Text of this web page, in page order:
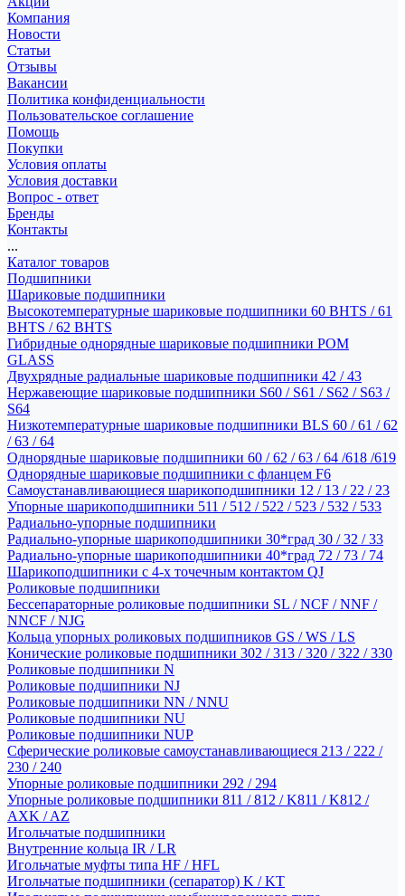
Компания
Новости
Статьи
Отзывы
Вакансии
Политика конфиденциальности
Пользовательское соглашение
Помощь
Покупки
Условия оплаты
Условия доставки
Вопрос - ответ
Бренды
Контакты
...
Каталог товаров
Подшипники
Шариковые подшипники
Высокотемпературные шариковые подшипники 60 BHTS / 61
BHTS / 62 BHTS
Гибридные однорядные шариковые подшипники POM
GLASS
Двухрядные радиальные шариковые подшипники 42 / 43
Нержавеющие шариковые подшипники S60 / S61 / S62 / S63 /
S64
Низкотемпературные шариковые подшипники BLS 60 / 61 / 62
/ 63 / 64
Однорядные шариковые подшипники 60 / 62 / 63 / 64 /618 /619
Однорядные шариковые подшипники с фланцем F6
Самоустанавливающиеся шарикоподшипники 12 / 13 / 22 / 23
Упорные шарикоподшипники 511 / 512 / 522 / 523 / 532 / 533
Радиально-упорные подшипники
Радиально-упорные шарикоподшипники 30*град 30 / 32 / 33
Радиально-упорные шарикоподшипники 40*град 72 / 73 / 74
Шарикоподшипники с 4-х точечным контактом QJ
Роликовые подшипники
Бессепараторные роликовые подшипники SL / NCF / NNF /
NNCF / NJG
Кольца упорных роликовых подшипников GS / WS / LS
Конические роликовые подшипники 302 / 313 / 320 / 322 / 330
Роликовые подшипники N
Роликовые подшипники NJ
Роликовые подшипники NN / NNU
Роликовые подшипники NU
Роликовые подшипники NUP
Сферические роликовые самоустанавливающиеся 213 / 222 /
230 / 240
Упорные роликовые подшипники 292 / 294
Упорные роликовые подшипники 811 / 812 / K811 / K812 /
AXK / AZ
Игольчатые подшипники
Внутренние кольца IR / LR
Игольчатые муфты типа HF / HFL
Игольчатые подшипники (сепаратор) K / KT